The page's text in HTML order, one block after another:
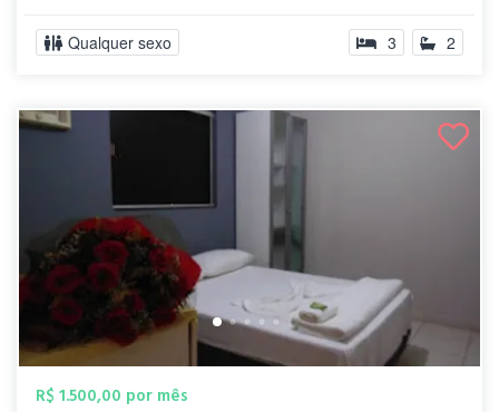
Qualquer sexo 3 2
R$ 1.500,00 por mês